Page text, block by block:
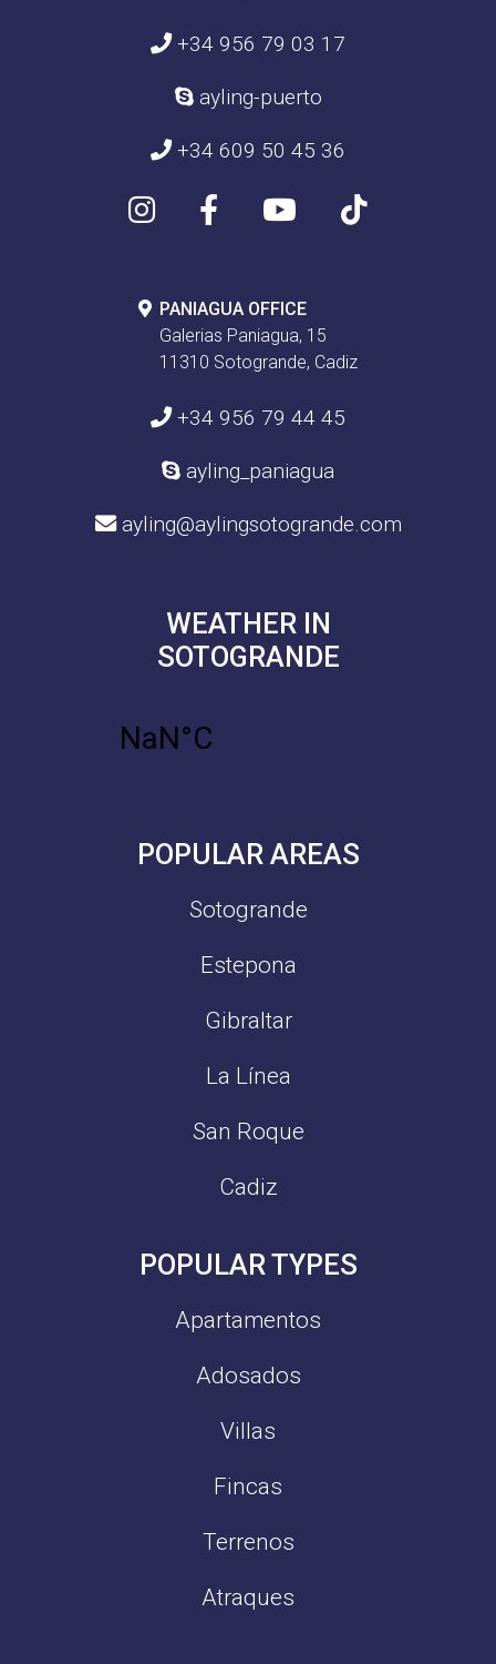
+34 956 79 03 17
ayling-puerto
+34 609 50 45 36
PANIAGUA OFFICE
Galerias Paniagua, 15
11310 Sotogrande, Cadiz
+34 956 79 44 45
ayling_paniagua
ayling@aylingsotogrande.com
WEATHER IN
SOTOGRANDE
POPULAR AREAS
Sotogrande
Estepona
Gibraltar
La Línea
San Roque
Cadiz
POPULAR TYPES
Apartamentos
Adosados
Villas
Fincas
Terrenos
Atraques